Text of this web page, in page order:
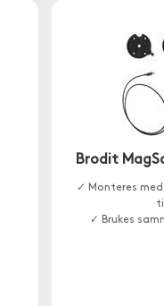
Brodit
✓ Monteres
✓ Brukes